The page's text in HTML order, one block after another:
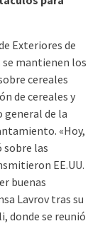
Exteriores de
se mantienen los
cereales
de cereales y
de la
«Hoy,
sobre las
EE.UU.
buenas
Lavrov tras su
donde se reunió